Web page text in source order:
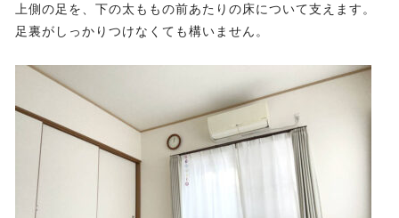
上側の足を、下の太ももの前あたりの床について支えます。
足裏がしっかりつけなくても構いません。